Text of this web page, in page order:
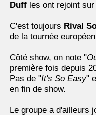
Duff les ont rejoint
C'est toujours Rival
de la tournée
Côté show, on note "
première fois depuis
Pas de "It's So Easy"
en fin de show.
Le groupe a d'ailleurs